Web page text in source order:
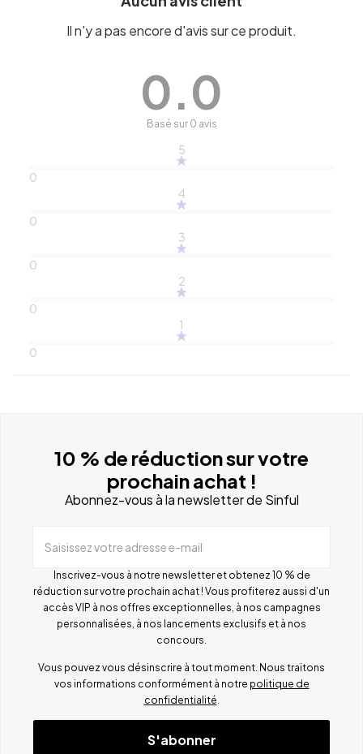
Il n'y a pas encore d'avis sur ce produit.
0.0
Basé sur 0 avis
5
0
4
0
3
0
2
0
1
0
10 % de réduction sur votre
prochain achat !
Abonnez-vous à la newsletter de Sinful
Saisissez votre adresse e-mail
Inscrivez-vous à notre newsletter et obtenez 10 % de
réduction sur votre prochain achat ! Vous profiterez aussi d'un
accès VIP à nos offres exceptionnelles, à nos campagnes
personnalisées, à nos lancements exclusifs et à nos
concours.
Vous pouvez vous désinscrire à tout moment. Nous traitons
vos informations conformément à notre politique de
confidentialité
S'abonner